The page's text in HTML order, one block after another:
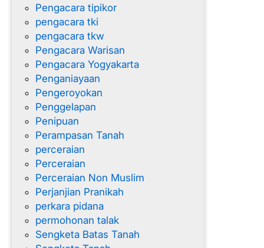
Pengacara tipikor
pengacara tki
pengacara tkw
Pengacara Warisan
Pengacara Yogyakarta
Penganiayaan
Pengeroyokan
Penggelapan
Penipuan
Perampasan Tanah
perceraian
Perceraian
Perceraian Non Muslim
Perjanjian Pranikah
perkara pidana
permohonan talak
Sengketa Batas Tanah